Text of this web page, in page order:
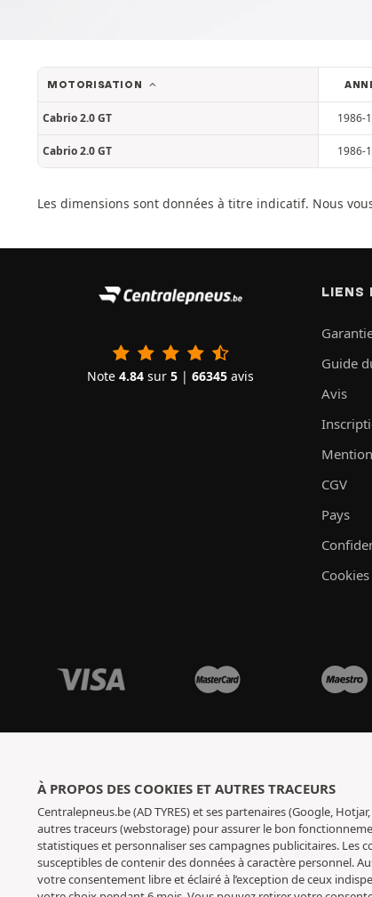
MOTORISATION
Cabrio 2.0 GT 1986-
Cabrio 2.0 GT 1986-
Les dimensions sont données à titre indicatif. Nous
Note 4.84 sur 5 | 66345 avis
LIENS
Guide
Avis
CGV
Pays
Cookies
À PROPOS DES COOKIES ET AUTRES TRACEURS
Centralepneus.be (AD TYRES) et ses partenaires (Google,
autres traceurs (webstorage) pour assurer le bon
statistiques et personnaliser ses campagnes publicitaires. Les
susceptibles de contenir des données à caractère personnel.
votre consentement libre et éclairé à l’exception de ceux